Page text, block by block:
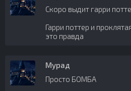
Скоро выдит гарри
Гарри поттер и
это правда
Мурад
Просто БОМБА